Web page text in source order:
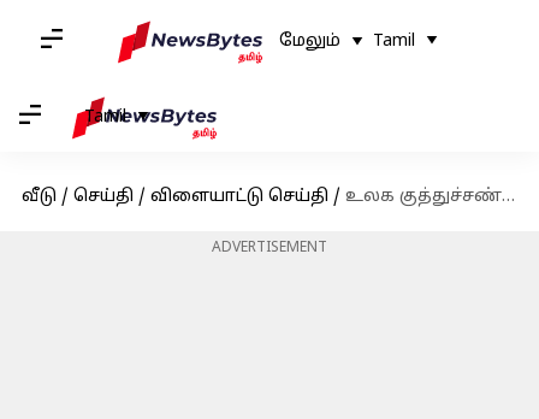
மேலும் Tamil
Tamil
வீடு / செய்தி / விளையாட்டு செய்தி / உலக குத்துச்சண்டை சாம்பியன்ஷிப் 2023 : இந்தியாவின் தீபக் போரியா, நிஷாந்த் தேவ் காலிறுதிக்கு தகுதி!
ADVERTISEMENT